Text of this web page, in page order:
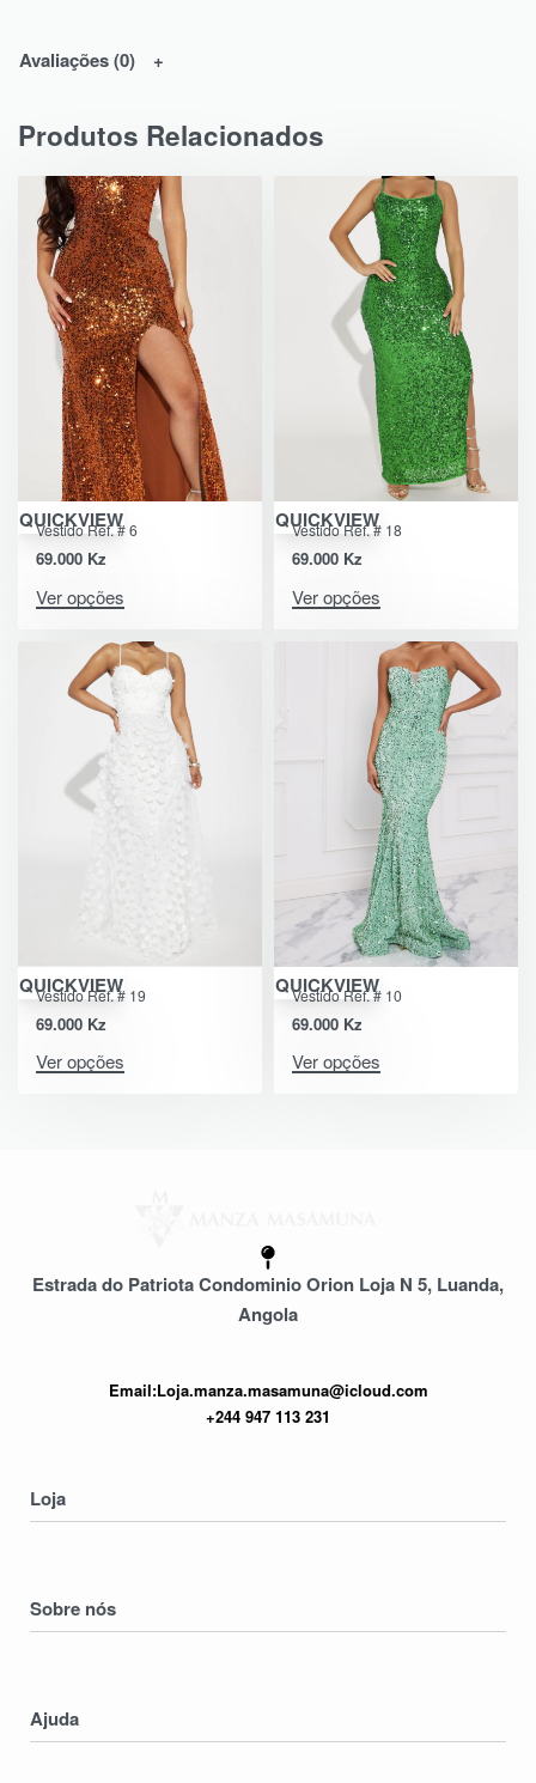
Avaliações (0)
Produtos Relacionados
QUICKVIEW
Vestido Ref. # 6
69.000 Kz
Ver opções
QUICKVIEW
Vestido Ref. # 18
69.000 Kz
Ver opções
QUICKVIEW
Vestido Ref. # 19
69.000 Kz
Ver opções
QUICKVIEW
Vestido Ref. # 10
69.000 Kz
Ver opções
Estrada do Patriota Condominio Orion Loja N 5, Luanda,
Angola
Email:Loja.manza.masamuna@icloud.com
+244 947 113 231
Loja
Mulheres
Crianças
Sobre nós
Contatos
Ajuda